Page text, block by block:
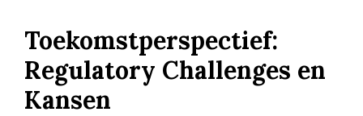
Toekomstperspectief:
Regulatory Challenges en
Kansen